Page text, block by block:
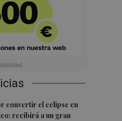
convertir el eclipse en
recibirá a un gran